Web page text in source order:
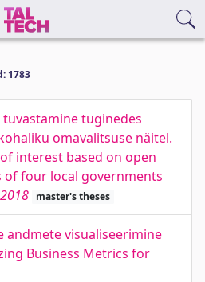
1783
tuginedes
omavalitsuse näitel.
interest based on open
of four local governments
master's theses
andmete visualiseerimine
Business Metrics for